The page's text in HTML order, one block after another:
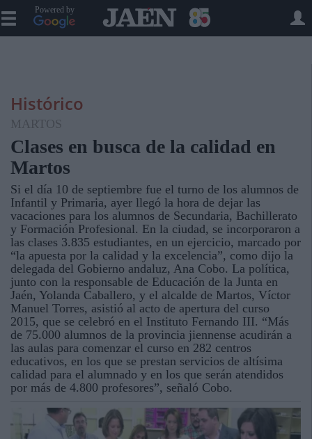
Powered by
Histórico
MARTOS
Clases en busca de la calidad en
Martos
Si el día 10 de septiembre fue el turno de los alumnos de
Infantil y Primaria, ayer llegó la hora de dejar las
vacaciones para los alumnos de Secundaria, Bachillerato
y Formación Profesional. En la ciudad, se incorporaron a
las clases 3.835 estudiantes, en un ejercicio, marcado por
“la apuesta por la calidad y la excelencia”, como dijo la
delegada del Gobierno andaluz, Ana Cobo. La política,
junto con la responsable de Educación de la Junta en
Jaén, Yolanda Caballero, y el alcalde de Martos, Víctor
Manuel Torres, asistió al acto de apertura del curso
2015, que se celebró en el Instituto Fernando III. “Más
de 75.000 alumnos de la provincia jiennense acudirán a
las aulas para comenzar el curso en 282 centros
educativos, en los que se prestan servicios de altísima
calidad para el alumnado y en los que serán atendidos
por más de 4.800 profesores”, señaló Cobo.